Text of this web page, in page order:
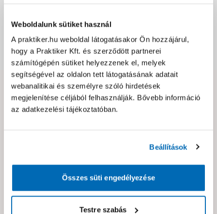
Weboldalunk sütiket használ
A praktiker.hu weboldal látogatásakor Ön hozzájárul,
hogy a Praktiker Kft. és szerződött partnerei
számítógépén sütiket helyezzenek el, melyek
segítségével az oldalon tett látogatásának adatait
webanalitikai és személyre szóló hirdetések
megjelenítése céljából felhasználják. Bővebb információ
az adatkezelési tájékoztatóban.
Beállítások
Összes süti engedélyezése
Testre szabás
Csomagolási és súly információk
Dokumentumok, felelős személy
Hibát találtál az oldalon vagy a termék leírásában?
Kérjük jelezd nekünk!